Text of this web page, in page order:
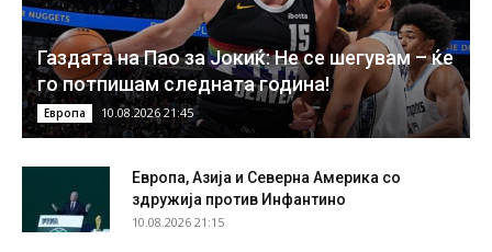
Газдата на Пао за Јокиќ: Не се шегувам – ќе
го потпишам следната година!
Европа 10.08.2026 21:45
Европа, Азија и Северна Америка со
здружија против Инфантино
10.08.2026 21:15